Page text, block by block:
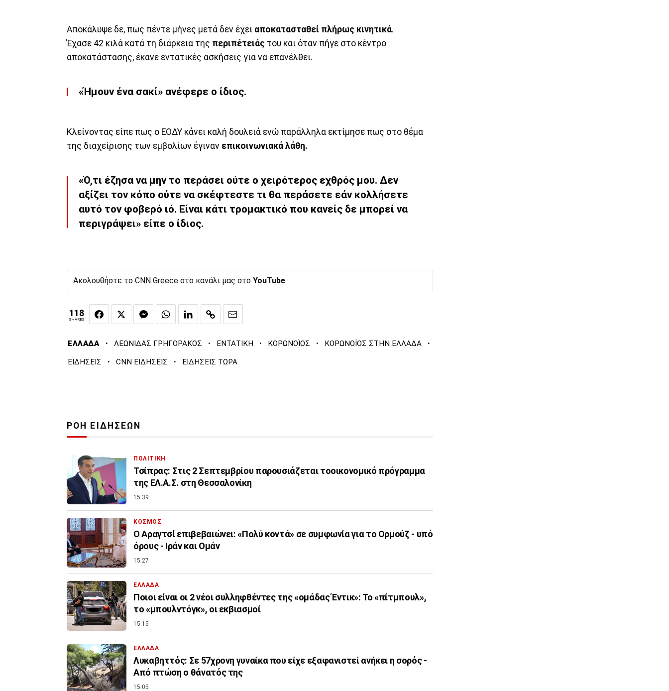
Αποκάλυψε δε, πως πέντε μήνες μετά δεν έχει αποκατασταθεί πλήρως κινητικά.
Έχασε 42 κιλά κατά τη διάρκεια της περιπέτειάς του και όταν πήγε στο κέντρο
αποκατάστασης, έκανε εντατικές ασκήσεις για να επανέλθει.
«Ήμουν ένα σακί» ανέφερε ο ίδιος.
Κλείνοντας είπε πως ο ΕΟΔΥ κάνει καλή δουλειά ενώ παράλληλα εκτίμησε πως στο θέμα
της διαχείρισης των εμβολίων έγιναν επικοινωνιακά λάθη.
«Ό,τι έζησα να μην το περάσει ούτε ο χειρότερος εχθρός μου. Δεν
αξίζει τον κόπο ούτε να σκέφτεστε τι θα περάσετε εάν κολλήσετε
αυτό τον φοβερό ιό. Είναι κάτι τρομακτικό που κανείς δε μπορεί να
περιγράψει» είπε ο ίδιος.
Ακολουθήστε το CNN Greece στο κανάλι μας στο YouTube
118
SHARES
ΕΛΛΑΔΑ · ΛΕΩΝΙΔΑΣ ΓΡΗΓΟΡΑΚΟΣ · ΕΝΤΑΤΙΚΗ · ΚΟΡΩΝΟΪΟΣ · ΚΟΡΩΝΟΪΟΣ ΣΤΗΝ ΕΛΛΑΔΑ ·
ΕΙΔΗΣΕΙΣ · CNN ΕΙΔΗΣΕΙΣ · ΕΙΔΗΣΕΙΣ ΤΩΡΑ
ΡΟΗ ΕΙΔΗΣΕΩΝ
ΠΟΛΙΤΙΚΗ
Τσίπρας: Στις 2 Σεπτεμβρίου παρουσιάζεται τοοικονομικό πρόγραμμα
της ΕΛ.Α.Σ. στη Θεσσαλονίκη
15:39
ΚΟΣΜΟΣ
Ο Αραγτσί επιβεβαιώνει: «Πολύ κοντά» σε συμφωνία για το Ορμούζ - υπό
όρους - Ιράν και Ομάν
15:27
ΕΛΛΑΔΑ
Ποιοι είναι οι 2 νέοι συλληφθέντες της «ομάδας Έντικ»: Το «πίτμπουλ»,
το «μπουλντόγκ», οι εκβιασμοί
15:15
ΕΛΛΑΔΑ
Λυκαβηττός: Σε 57χρονη γυναίκα που είχε εξαφανιστεί ανήκει η σορός -
Από πτώση ο θάνατός της
15:05